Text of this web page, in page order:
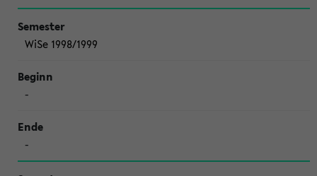
WiSe 1998/1999
-
-